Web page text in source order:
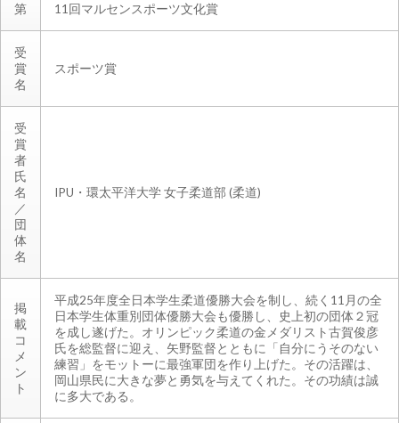
第 11回マルセンスポーツ文化賞
受
賞
名
スポーツ賞
受
賞
者
氏
名
／
団
体
名
IPU・環太平洋大学 女子柔道部 (柔道)
掲
載
コ
メ
ン
ト
平成25年度全日本学生柔道優勝大会を制し、続く11月の全
日本学生体重別団体優勝大会も優勝し、史上初の団体２冠
を成し遂げた。オリンピック柔道の金メダリスト古賀俊彦
氏を総監督に迎え、矢野監督とともに「自分にうそのない
練習」をモットーに最強軍団を作り上げた。その活躍は、
岡山県民に大きな夢と勇気を与えてくれた。その功績は誠
に多大である。